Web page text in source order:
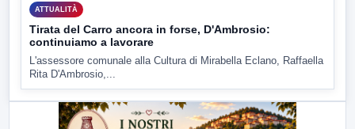
ATTUALITÀ
Tirata del Carro ancora in forse, D'Ambrosio:
continuiamo a lavorare
L'assessore comunale alla Cultura di Mirabella Eclano, Raffaella
Rita D'Ambrosio,...